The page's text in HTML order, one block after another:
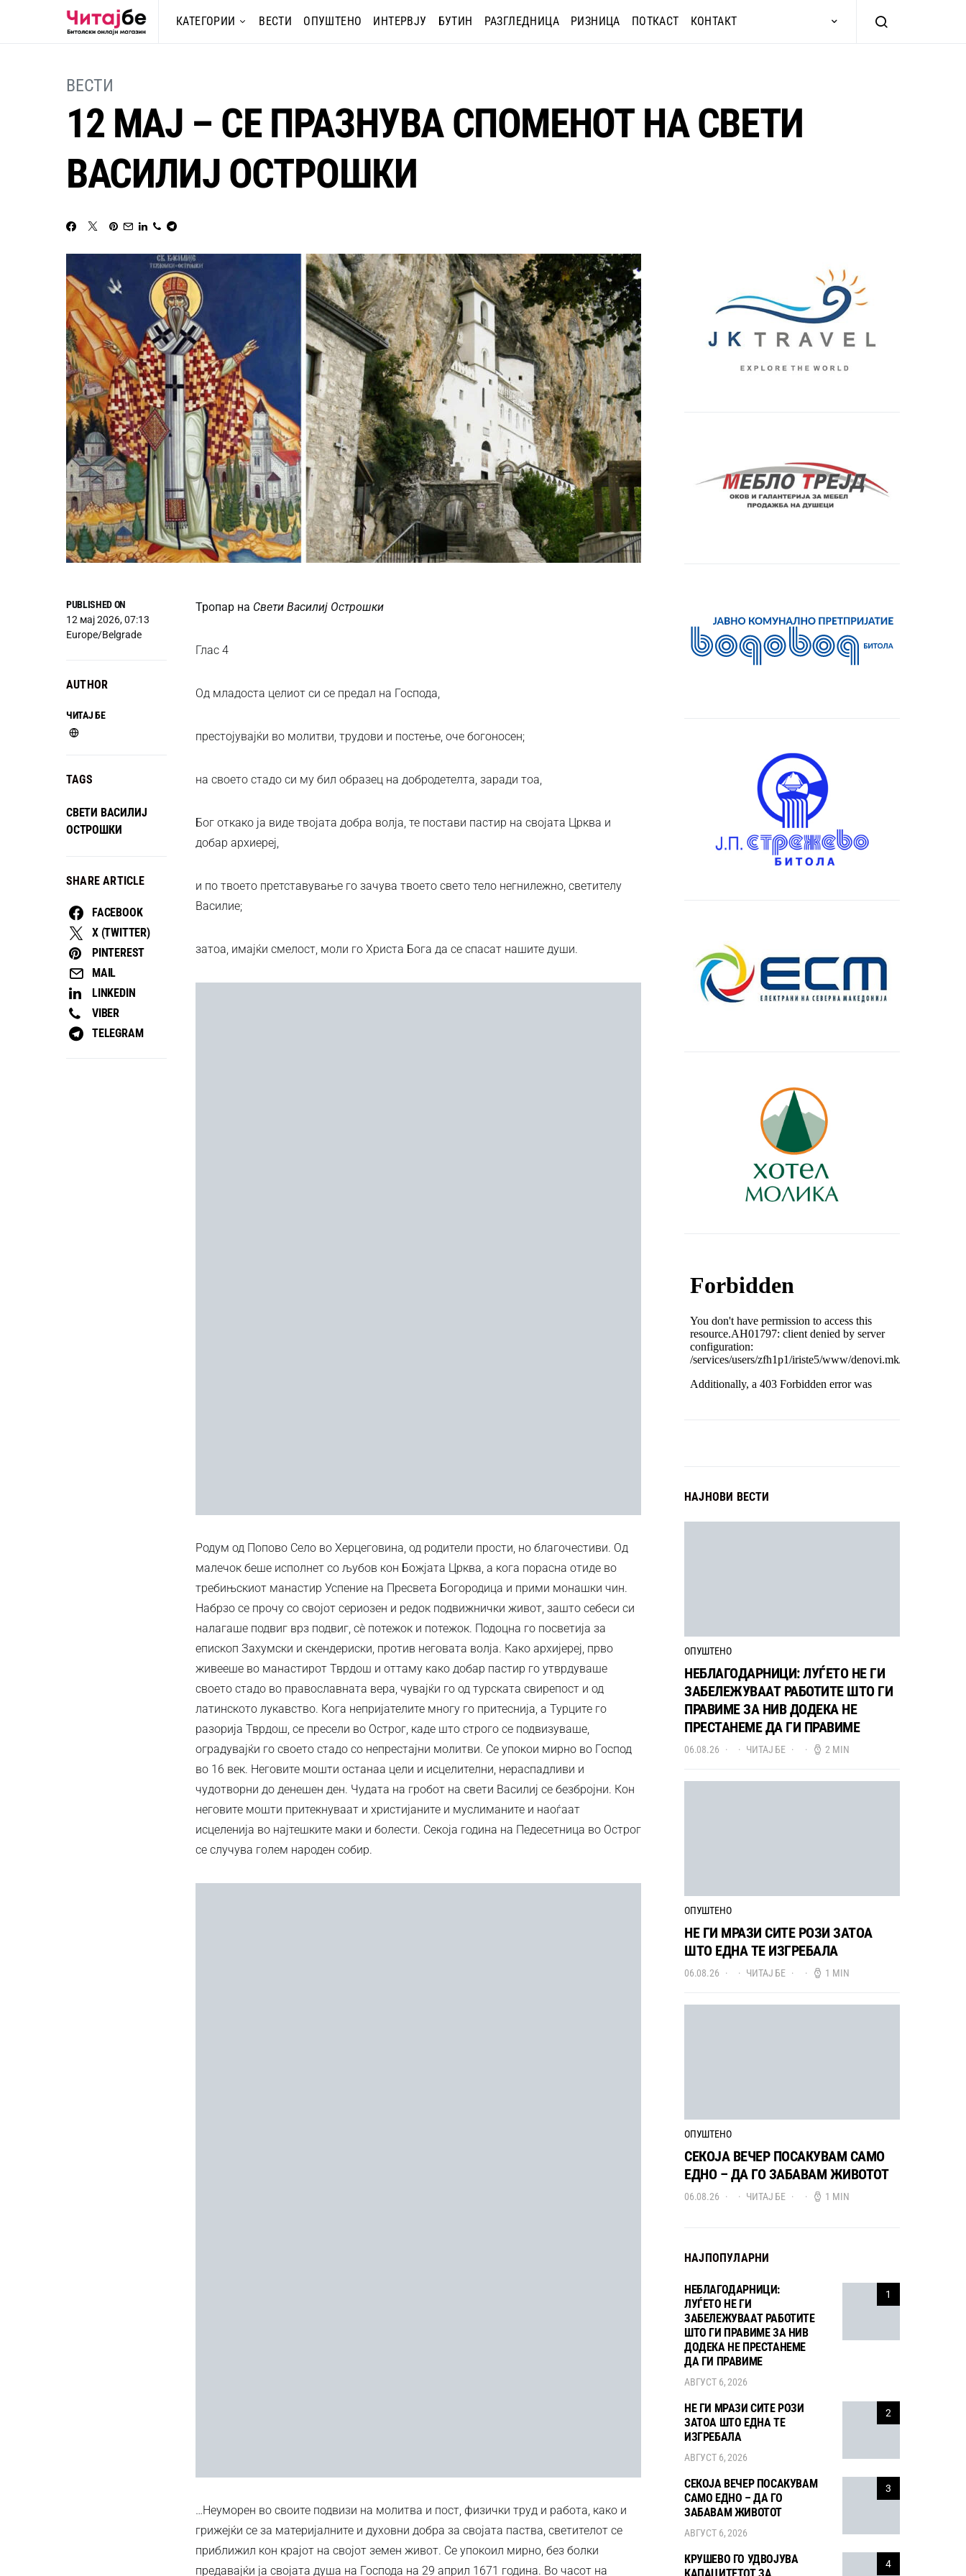
КАТЕГОРИИ ВЕСТИ ОПУШТЕНО ИНТЕРВЈУ БУТИН РАЗГЛЕДНИЦА РИЗНИЦА ПОТКАСТ КОНТАКТ
ВЕСТИ
12 МАЈ – СЕ ПРАЗНУВА СПОМЕНОТ НА СВЕТИ
ВАСИЛИЈ ОСТРОШКИ
PUBLISHED ON
12 мај 2026, 07:13
Europe/Belgrade
AUTHOR
ЧИТАЈ БЕ
TAGS
СВЕТИ ВАСИЛИЈ
ОСТРОШКИ
SHARE ARTICLE
FACEBOOK
X (TWITTER)
PINTEREST
MAIL
LINKEDIN
VIBER
TELEGRAM
Тропар на Свети Василиј Острошки
Глас 4
Од младоста целиот си се предал на Господа,
престојувајќи во молитви, трудови и постење, оче богоносен;
на своето стадо си му бил образец на добродетелта, заради тоа,
Бог откако ја виде твојата добра волја, те постави пастир на својата Црква и
добар архиереј,
и по твоето претставување го зачува твоето свето тело негнилежно, светителу
Василие;
затоа, имајќи смелост, моли го Христа Бога да се спасат нашите души.
Родум од Попово Село во Херцеговина, од родители прости, но благочестиви. Од
малечок беше исполнет со љубов кон Божјата Црква, а кога порасна отиде во
требињскиот манастир Успение на Пресвета Богородица и прими монашки чин.
Набрзо се прочу со својот сериозен и редок подвижнички живот, зашто себеси си
налагаше подвиг врз подвиг, сè потежок и потежок. Подоцна го посветија за
епископ Захумски и скендериски, против неговата волја. Како архијереј, прво
живееше во манастирот Тврдош и оттаму како добар пастир го утврдуваше
своето стадо во православната вера, чувајќи го од турската свирепост и од
латинското лукавство. Кога непријателите многу го притеснија, а Турците го
разорија Тврдош, се пресели во Острог, каде што строго се подвизуваше,
оградувајќи го своето стадо со непрестајни молитви. Се упокои мирно во Господ
во 16 век. Неговите мошти останаа цели и исцелителни, нераспадливи и
чудотворни до денешен ден. Чудата на гробот на свети Василиј се безбројни. Кон
неговите мошти притекнуваат и христијаните и муслиманите и наоѓаат
исцеленија во најтешките маки и болести. Секоја година на Педесетница во Острог
се случува голем народен собир.
…Неуморен во своите подвизи на молитва и пост, физички труд и работа, како и
грижејќи се за материјалните и духовни добра за својата паства, светителот се
приближил кон крајот на својот земен живот. Се упокоил мирно, без болки
предавајќи ја својата душа на Господа на 29 април 1671 година. Во часот на
НАЈНОВИ ВЕСТИ
ОПУШТЕНО
НЕБЛАГОДАРНИЦИ: ЛУЃЕТО НЕ ГИ
ЗАБЕЛЕЖУВААТ РАБОТИТЕ ШТО ГИ
ПРАВИМЕ ЗА НИВ ДОДЕКА НЕ
ПРЕСТАНЕМЕ ДА ГИ ПРАВИМЕ
06.08.26 ЧИТАЈ БЕ 2 MIN
ОПУШТЕНО
НЕ ГИ МРАЗИ СИТЕ РОЗИ ЗАТОА
ШТО ЕДНА ТЕ ИЗГРЕБАЛА
06.08.26 ЧИТАЈ БЕ 1 MIN
ОПУШТЕНО
СЕКОЈА ВЕЧЕР ПОСАКУВАМ САМО
ЕДНО – ДА ГО ЗАБАВАМ ЖИВОТОТ
06.08.26 ЧИТАЈ БЕ 1 MIN
НАЈПОПУЛАРНИ
1
НЕБЛАГОДАРНИЦИ:
ЛУЃЕТО НЕ ГИ
ЗАБЕЛЕЖУВААТ РАБОТИТЕ
ШТО ГИ ПРАВИМЕ ЗА НИВ
ДОДЕКА НЕ ПРЕСТАНЕМЕ
ДА ГИ ПРАВИМЕ
АВГУСТ 6, 2026
2
НЕ ГИ МРАЗИ СИТЕ РОЗИ
ЗАТОА ШТО ЕДНА ТЕ
ИЗГРЕБАЛА
АВГУСТ 6, 2026
3
СЕКОЈА ВЕЧЕР ПОСАКУВАМ
САМО ЕДНО – ДА ГО
ЗАБАВАМ ЖИВОТОТ
АВГУСТ 6, 2026
4
КРУШЕВО ГО УДВОЈУВА
КАПАЦИТЕТОТ ЗА